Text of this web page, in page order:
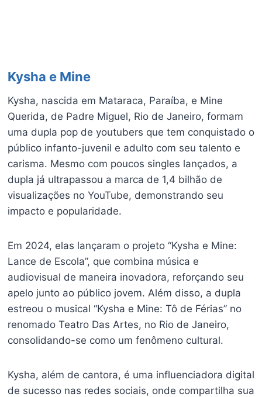
Kysha e Mine
Kysha, nascida em Mataraca, Paraíba, e Mine
Querida, de Padre Miguel, Rio de Janeiro, formam
uma dupla pop de youtubers que tem conquistado o
público infanto-juvenil e adulto com seu talento e
carisma. Mesmo com poucos singles lançados, a
dupla já ultrapassou a marca de 1,4 bilhão de
visualizações no YouTube, demonstrando seu
impacto e popularidade.
Em 2024, elas lançaram o projeto “Kysha e Mine:
Lance de Escola”, que combina música e
audiovisual de maneira inovadora, reforçando seu
apelo junto ao público jovem. Além disso, a dupla
estreou o musical “Kysha e Mine: Tô de Férias” no
renomado Teatro Das Artes, no Rio de Janeiro,
consolidando-se como um fenômeno cultural.
Kysha, além de cantora, é uma influenciadora digital
de sucesso nas redes sociais, onde compartilha sua